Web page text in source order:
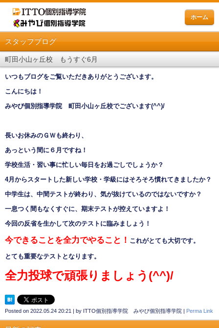
ホーム
スタッフブログ
町田小山ヶ丘校 もうすぐ6月
いつもブログをご覧いただきありがとうございます。
こんにちは！
みやび個別指導学院 町田小山ヶ丘校でございます(^^)/
長いお休みのＧＷも終わり、
あっという間に６月ですね！
学校生活・習い事に忙しい毎日をお過ごしでしょうか？
4月からスタートした新しい学校・学級にはそろそろ慣れてきましたか？
中学生は、中間テストが終わり、気が抜けているのではないですか？
一息つく間もなくすぐに、 期末テストが控えていますよ！
今回の反省を生かして次のテストに臨みましょう！
今できることを全力でやること！ これがとても大切です。
とても重要なテストとなります。
全力投球で頑張りましょう (^^)/
Posted on 2022.05.24 20:21 | by ITTO個別指導学院 みやび個別指導学院 | Perma Link